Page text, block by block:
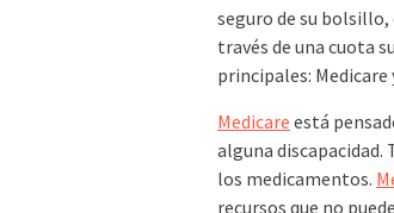
seguro de su
través de una cuota
principales: Medicare
Medicare está
alguna discapacidad.
los medicamentos.
recursos que no